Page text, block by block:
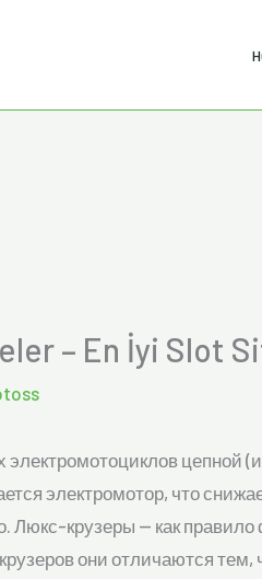
– En İyi Slot
цепной
электромотор, что
Люкс-крузеры — как
они отличаются